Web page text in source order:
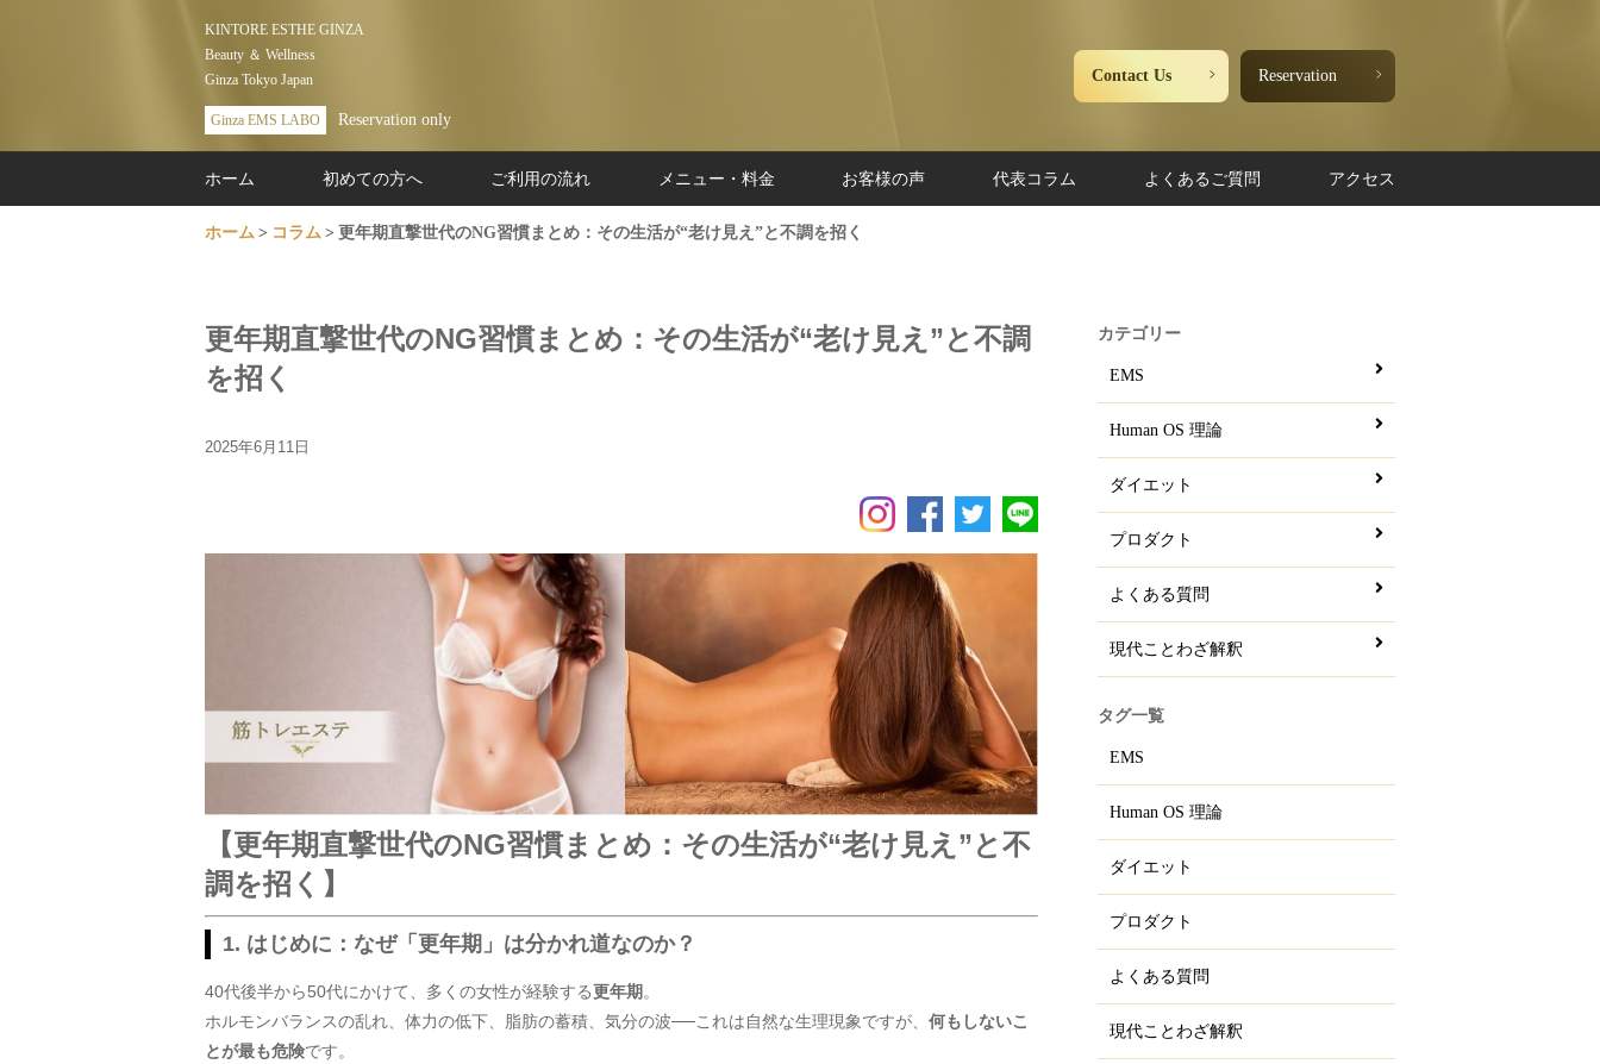
KINTORE ESTHE GINZA
Beauty ＆ Wellness
Ginza Tokyo Japan
Ginza EMS LABO Reservation only
Contact Us Reservation
ホーム 初めての方へ ご利用の流れ メニュー・料金 お客様の声 代表コラム よくあるご質問 アクセス
ホーム コラム 更年期直撃世代のNG習慣まとめ：その生活が“老け見え”と不調を招く
更年期直撃世代のNG習慣まとめ：その生活が“老け見え”と不調
を招く
2025年6月11日
【更年期直撃世代のNG習慣まとめ：その生活が“老け見え”と不
調を招く】
1. はじめに：なぜ「更年期」は分かれ道なのか？
40代後半から50代にかけて、多くの女性が経験する更年期 。
ホルモンバランスの乱れ、体力の低下、脂肪の蓄積、気分の波──これは自然な生理現象ですが、 何もしないこ
とが最も危険です。
カテゴリー
EMS
Human OS 理論
ダイエット
プロダクト
よくある質問
現代ことわざ解釈
タグ一覧
EMS
Human OS 理論
ダイエット
プロダクト
よくある質問
現代ことわざ解釈